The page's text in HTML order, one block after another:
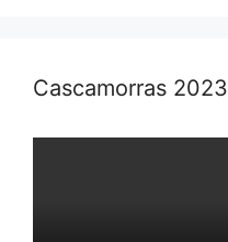
Cascamorras 2023